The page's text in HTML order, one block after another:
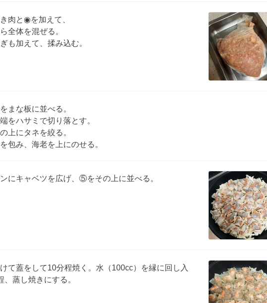
肉と◉を加えて、
全体を混ぜる。
も加えて、揉み込む。
まな板に並べる。
をハサミで切り落とす。
上にタネを絞る。
包み、海老を上にのせる。
にキャベツを広げ、⑤をその上に並べる。
て蓋をして10分程焼く。水（100cc）を縁に回し入
、蒸し焼きにする。